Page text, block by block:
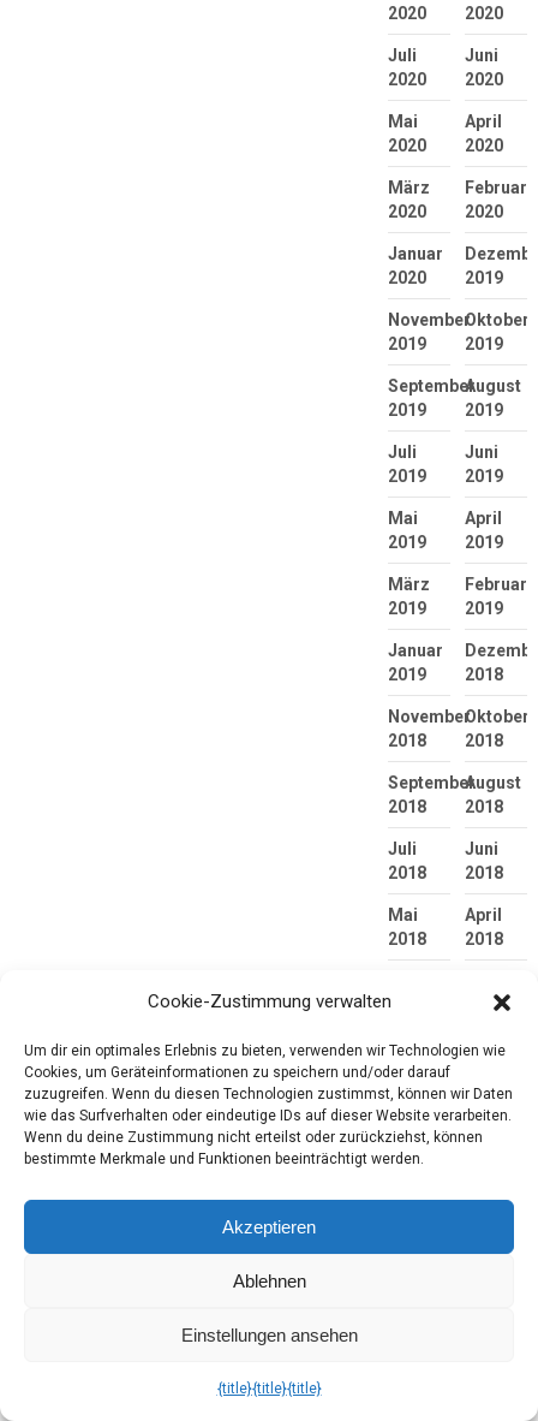
2020
2020
Juli
2020
Juni
2020
Mai
2020
April
2020
März
2020
Februar
2020
Januar
2020
2019
November
2019
Oktober
2019
September
2019
August
2019
Juli
2019
Juni
2019
Mai
2019
April
2019
März
2019
Februar
2019
Januar
2019
2018
November
2018
Oktober
2018
September
2018
August
2018
Juli
2018
Juni
2018
Mai
2018
April
2018
2018
2018
Januar
2018
November
2017
Oktober
2017
2017
2017
Cookie-Zustimmung verwalten
Um dir ein optimales Erlebnis zu bieten, verwenden wir Technologien wie
Cookies, um Geräteinformationen zu speichern und/oder darauf
zuzugreifen. Wenn du diesen Technologien zustimmst, können wir Daten
wie das Surfverhalten oder eindeutige IDs auf dieser Website verarbeiten.
Wenn du deine Zustimmung nicht erteilst oder zurückziehst, können
bestimmte Merkmale und Funktionen beeinträchtigt werden.
Akzeptieren
Ablehnen
Einstellungen ansehen
{title}{title}{title}